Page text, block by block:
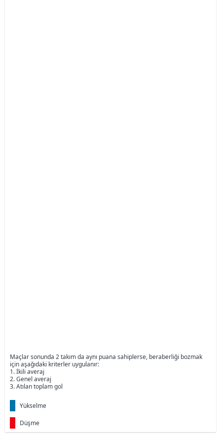
Maçlar sonunda 2 takım da aynı puana sahiplerse, beraberliği bozmak
için aşağıdaki kriterler uygulanır:
1. İkili averaj
2. Genel averaj
3. Atılan toplam gol
Yükselme
Düşme